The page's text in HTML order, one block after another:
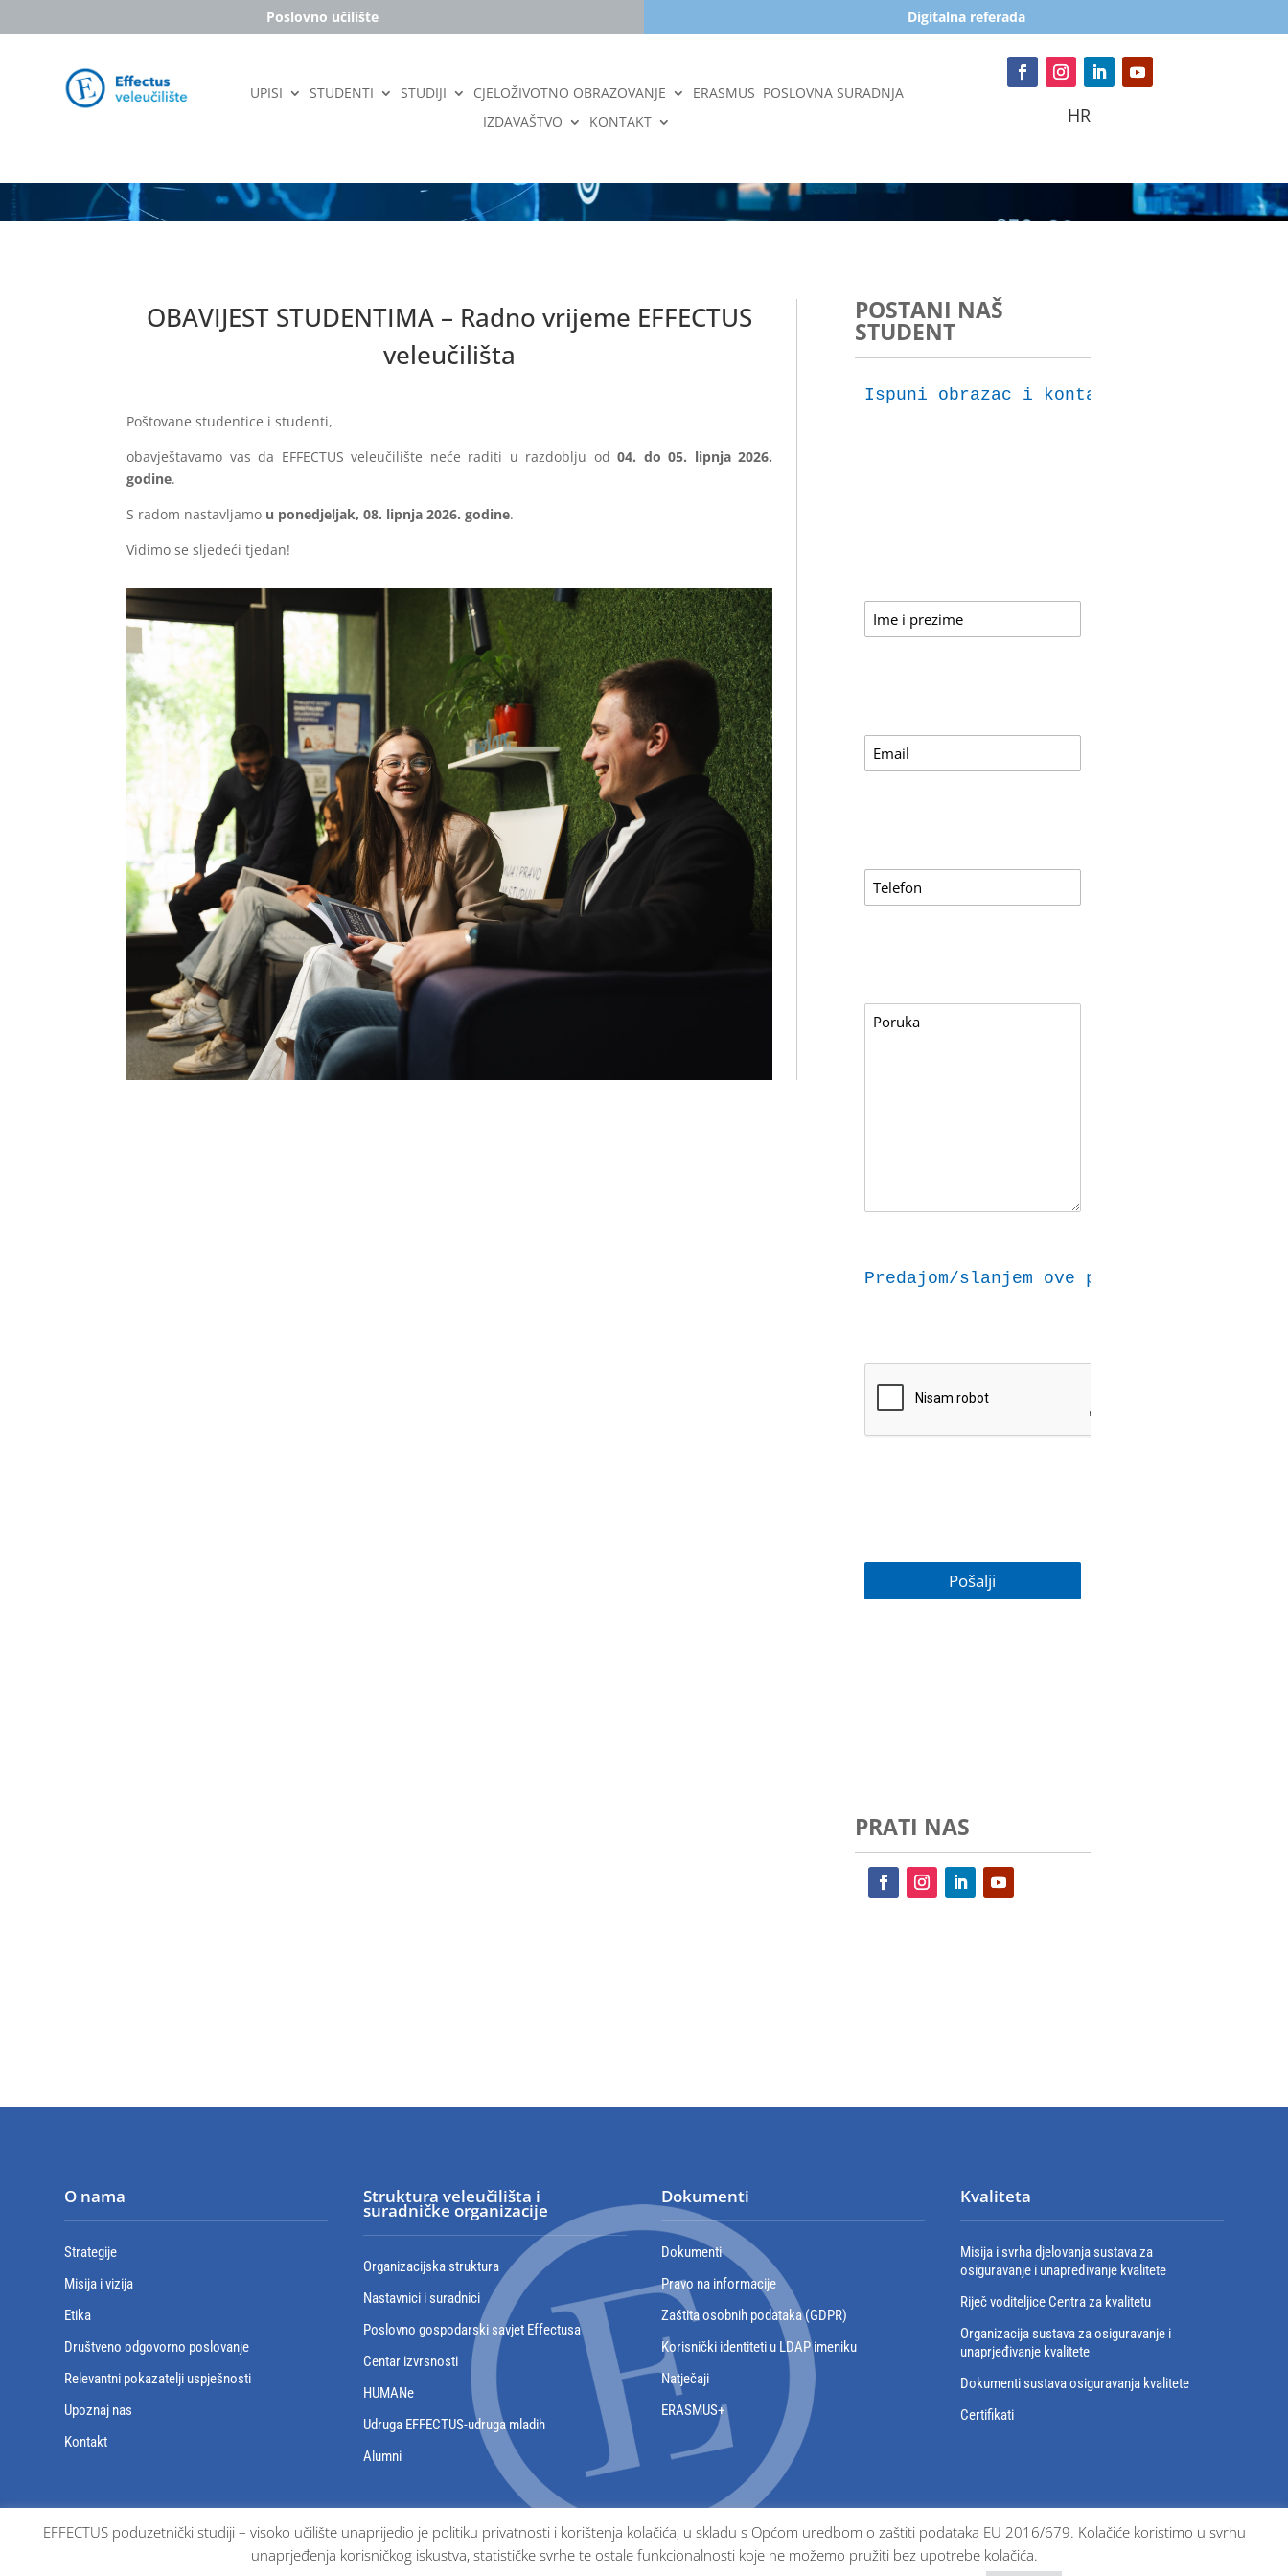
Poslovno učilište Digitalna referada
UPISI STUDENTI STUDIJI CJELOŽIVOTNO OBRAZOVANJE ERASMUS POSLOVNA SURADNJA
IZDAVAŠTVO
KONTAKT HR
OBAVIJEST STUDENTIMA – Radno vrijeme EFFECTUS
veleučilišta
Poštovane studentice i studenti,
obavještavamo vas da EFFECTUS veleučilište neće raditi u razdoblju od04. do 05. lipnja 2026.
godine.
S radom nastavljamo u ponedjeljak, 08. lipnja 2026. godine.
Vidimo se sljedeći tjedan!
POSTANI NAŠ
STUDENT
Ispuni obrazac i kontaktirat ćemo te za
Predajom/slanjem ove prijave dajem
PRATI NAS
O nama
Strategije
Misija i vizija
Etika
Društveno odgovorno poslovanje
Relevantni pokazatelji uspješnosti
Upoznaj nas
Kontakt
Struktura veleučilišta i
suradničke organizacije
Organizacijska struktura
Nastavnici i suradnici
Poslovno gospodarski savjet Effectusa
Centar izvrsnosti
HUMANe
Udruga EFFECTUS-udruga mladih
Alumni
Dokumenti
Dokumenti
Pravo na informacije
Zaštita osobnih podataka (GDPR)
Korisnički identiteti u LDAP imeniku
Natječaji
ERASMUS+
Kvaliteta
Misija i svrha djelovanja sustava za
osiguravanje i unapređivanje kvalitete
Riječ voditeljice Centra za kvalitetu
Organizacija sustava za osiguravanje i
unaprjeđivanje kvalitete
Dokumenti sustava osiguravanja kvalitete
Certifikati
EFFECTUS poduzetnički studiji – visoko učilište unaprijedio je politiku privatnosti i korištenja kolačića, u skladu s Općom uredbom o zaštiti podataka EU 2016/679. Kolačiće koristimo u svrhu
unaprjeđenja korisničkog iskustva, statističke svrhe te ostale funkcionalnosti koje ne možemo pružiti bez upotrebe kolačića.